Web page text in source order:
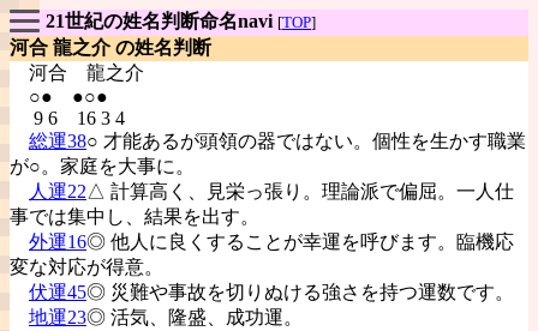
21世紀の姓名判断命名navi [TOP]
河合 龍之介 の姓名判断
河合 龍之介
○● ●○●
9 6 16 3 4
総運38○ 才能あるが頭領の器ではない。個性を生かす職業
が○。家庭を大事に。
人運22△ 計算高く、見栄っ張り。理論派で偏屈。一人仕
事では集中し、結果を出す。
外運16◎ 他人に良くすることが幸運を呼びます。臨機応
変な対応が得意。
伏運45◎ 災難や事故を切りぬける強さを持つ運数です。
地運23◎ 活気、隆盛、成功運。